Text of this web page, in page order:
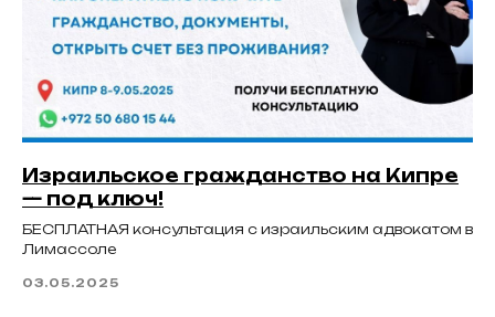
Израильское гражданство на Кипре
— под ключ!
БЕСПЛАТНАЯ консультация с израильским адвокатом в
Лимассоле
03.05.2025